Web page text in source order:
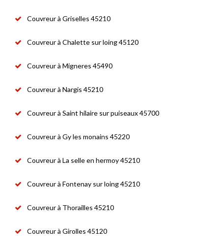
Couvreur à Griselles 45210
Couvreur à Chalette sur loing 45120
Couvreur à Migneres 45490
Couvreur à Nargis 45210
Couvreur à Saint hilaire sur puiseaux 45700
Couvreur à Gy les monains 45220
Couvreur à La selle en hermoy 45210
Couvreur à Fontenay sur loing 45210
Couvreur à Thorailles 45210
Couvreur à Girolles 45120